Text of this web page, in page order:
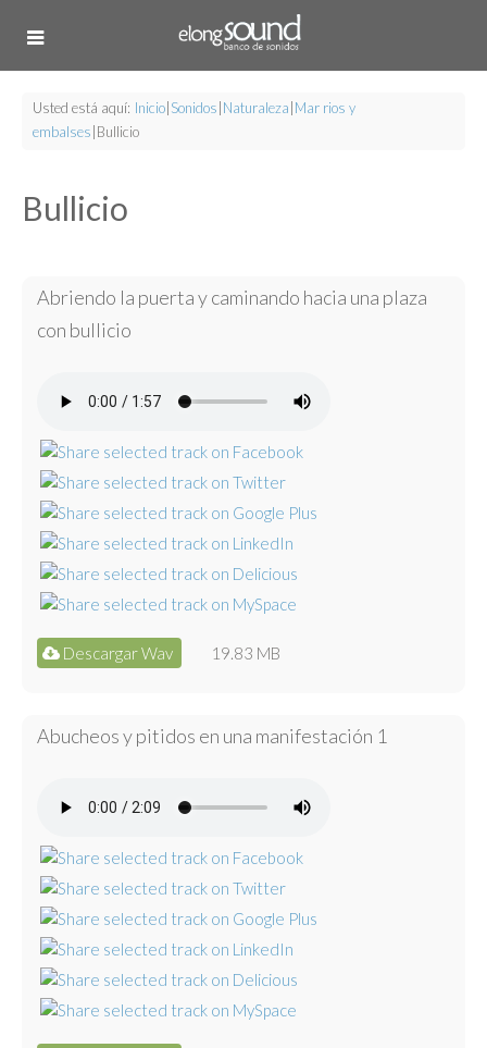
Usted está aquí: Inicio Sonidos Naturaleza Mar rios y
embalses Bullicio
Bullicio
Abriendo la puerta y caminando hacia una plaza
con bullicio
Descargar Wav 19.83 MB
Abucheos y pitidos en una manifestación 1